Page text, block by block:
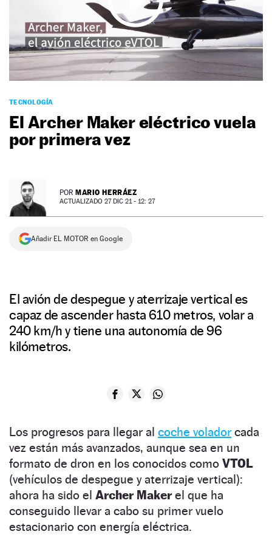
SÍGUENOS
TECNOLOGÍA
El Archer Maker eléctrico vuela
por primera vez
POR MARIO HERRÁEZ
ACTUALIZADO 27 DIC 21 - 12: 27
Añadir EL MOTOR en Google
El avión de despegue y aterrizaje vertical es
capaz de ascender hasta 610 metros, volar a
240 km/h y tiene una autonomía de 96
kilómetros.
Los progresos para llegar al coche volador cada
vez están más avanzados, aunque sea en un
formato de dron en los conocidos como VTOL
(vehículos de despegue y aterrizaje vertical):
ahora ha sido el Archer Makerel que ha
conseguido llevar a cabo su primer vuelo
estacionario con energía eléctrica.